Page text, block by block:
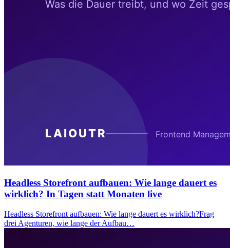
Headless Storefront aufbauen: Wie lange dauert es
wirklich? In Tagen statt Monaten live
Headless Storefront aufbauen: Wie lange dauert es wirklich?Frag
drei Agenturen, wie lange der Aufbau…